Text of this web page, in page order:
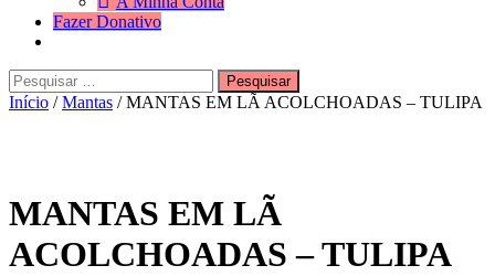
Fazer Donativo
Search
Pesquisar
por:
Início /Mantas / MANTAS EM LÃ ACOLCHOADAS – TULIPA
MANTAS EM LÃ
ACOLCHOADAS – TULIPA